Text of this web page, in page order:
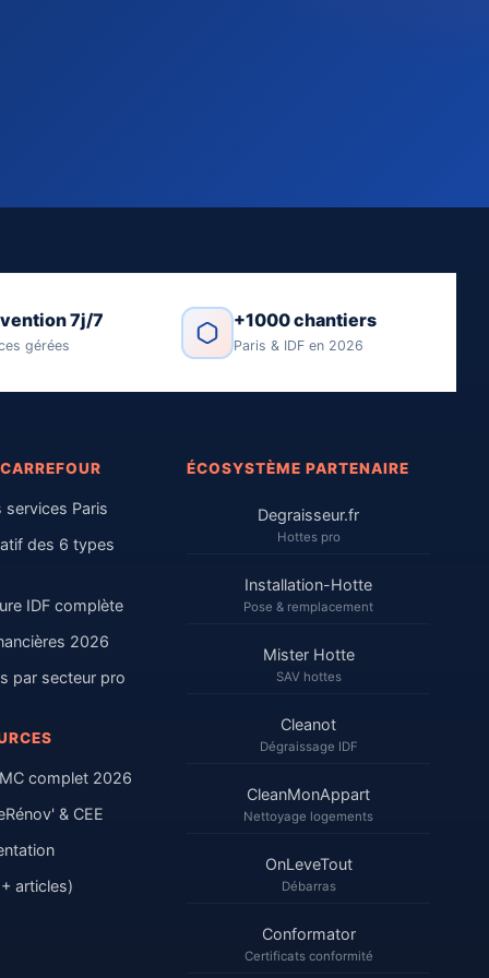
7j/7
gérées
+1000 chantiers
Paris & IDF en 2026
services Paris
des 6 types
IDF complète
2026
par secteur pro
complet 2026
& CEE
articles)
ÉCOSYSTÈME PARTENAIRE
Degraisseur.fr
Hottes pro
Installation-Hotte
Pose & remplacement
Mister Hotte
SAV hottes
Cleanot
Dégraissage IDF
CleanMonAppart
Nettoyage logements
OnLeveTout
Débarras
Conformator
Certificats conformité